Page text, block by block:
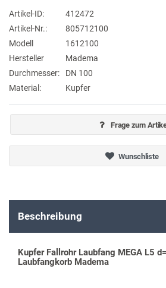
Artikel-ID:
412472
Artikel-Nr.:
805712100
Modell
1612100
Hersteller
Madema
Durchmesser:
DN 100
Material:
Kupfer
Frage zum
Wunschliste
Beschreibung
Kupfer Fallrohr Laubfang MEGA L5
Laubfangkorb Madema